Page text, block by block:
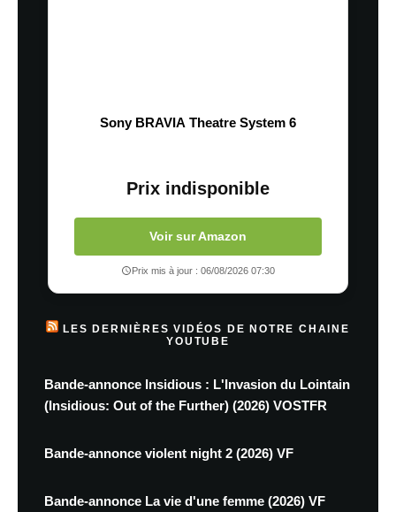
Sony BRAVIA Theatre System 6
Prix indisponible
Voir sur Amazon
Prix mis à jour : 06/08/2026 07:30
LES DERNIÈRES VIDÉOS DE NOTRE CHAINE
YOUTUBE
Bande-annonce Insidious : L'Invasion du Lointain
(Insidious: Out of the Further) (2026) VOSTFR
Bande-annonce violent night 2 (2026) VF
Bande-annonce La vie d'une femme (2026) VF